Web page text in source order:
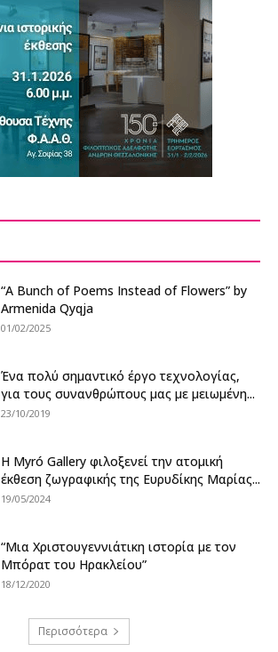
“A Bunch of Poems Instead of Flowers” by
Armenida Qyqja
01/02/2025
Ένα πολύ σημαντικό έργο τεχνολογίας,
για τους συνανθρώπους μας με μειωμένη...
23/10/2019
Η Myró Gallery φιλοξενεί την ατομική
έκθεση ζωγραφικής της Ευρυδίκης Μαρίας...
19/05/2024
“Μια Χριστουγεννιάτικη ιστορία με τον
Μπόρατ του Ηρακλείου”
18/12/2020
Περισσότερα